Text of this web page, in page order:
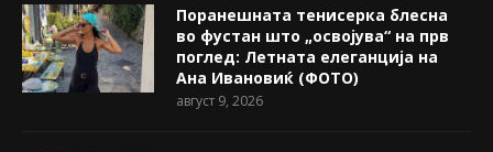
Поранешната тенисерка блесна
во фустан што „освојува“ на прв
поглед: Летната елеганција на
Ана Ивановиќ (ФОТО)
август 9, 2026